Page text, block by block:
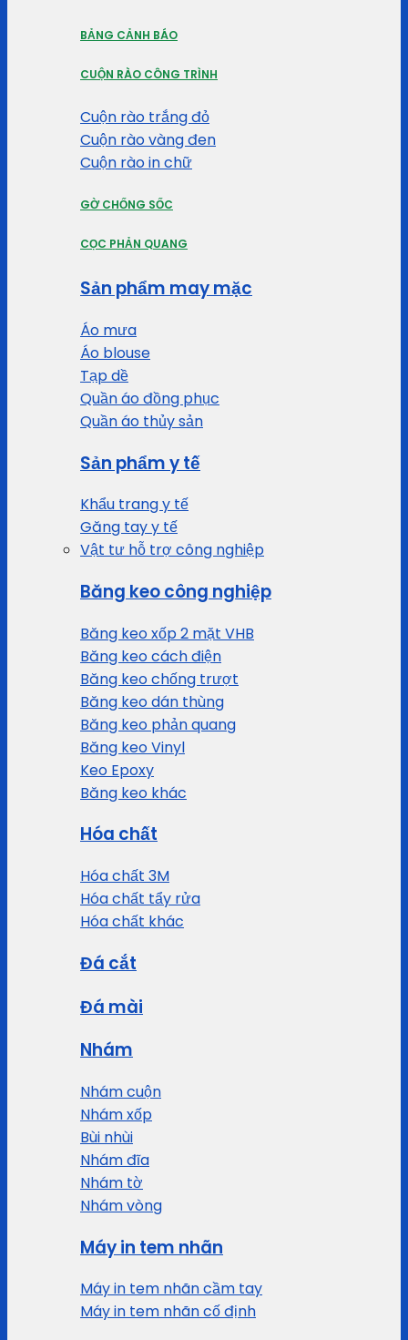
BẢNG CẢNH BÁO
CUỘN RÀO CÔNG TRÌNH
Cuộn rào trắng đỏ
Cuộn rào vàng đen
Cuộn rào in chữ
GỜ CHỐNG SỐC
CỌC PHẢN QUANG
Sản phẩm may mặc
Áo mưa
Áo blouse
Tạp dề
Quần áo đồng phục
Quần áo thủy sản
Sản phẩm y tế
Khẩu trang y tế
Găng tay y tế
Vật tư hỗ trợ công nghiệp
Băng keo công nghiệp
Băng keo xốp 2 mặt VHB
Băng keo cách điện
Băng keo chống trượt
Băng keo dán thùng
Băng keo phản quang
Băng keo Vinyl
Keo Epoxy
Băng keo khác
Hóa chất
Hóa chất 3M
Hóa chất tẩy rửa
Hóa chất khác
Đá cắt
Đá mài
Nhám
Nhám cuộn
Nhám xốp
Bùi nhùi
Nhám đĩa
Nhám tờ
Nhám vòng
Máy in tem nhãn
Máy in tem nhãn cầm tay
Máy in tem nhãn cố định